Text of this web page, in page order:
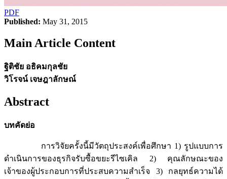
PDF
Published: May 31, 2015
Main Article Content
ฐิติชัย อธิคมกุลชัย
วิโรจน์ เจษฎาลักษณ์
Abstract
บทคัดย่อ
การวิจัยครั้งนี้มีวัตถุประสงค์เพื่อศึกษา 1) รูปแบบการ
ดำเนินการของธุรกิจรับซื้อขยะรีไซเคิล 2) คุณลักษณะของ
เจ้าของผู้ประกอบการที่ประสบความสำเร็จ 3) กลยุทธ์ความได้